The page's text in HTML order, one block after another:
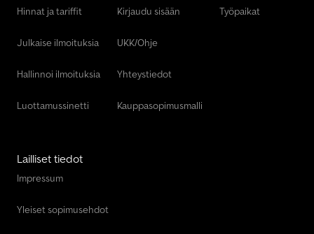
Hinnat ja tariffit
Julkaise ilmoituksia
Hallinnoi ilmoituksia
Luottamussinetti
Kirjaudu sisään
UKK/Ohje
Yhteystiedot
Kauppasopimusmalli
Työpaikat
Lailliset tiedot
Impressum
Yleiset sopimusehdot